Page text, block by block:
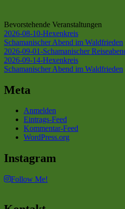
Bevorstehende Veranstaltungen
2026-08-10-Hexenkreis
Schamanischer Abend im Waldfrieden
2026-09-01-Schamanischer
2026-09-14-Hexenkreis
Schamanischer Abend im Waldfrieden
Meta
Anmelden
Eintrags-Feed
Kommentar-Feed
WordPress.org
Instagram
Follow Me!